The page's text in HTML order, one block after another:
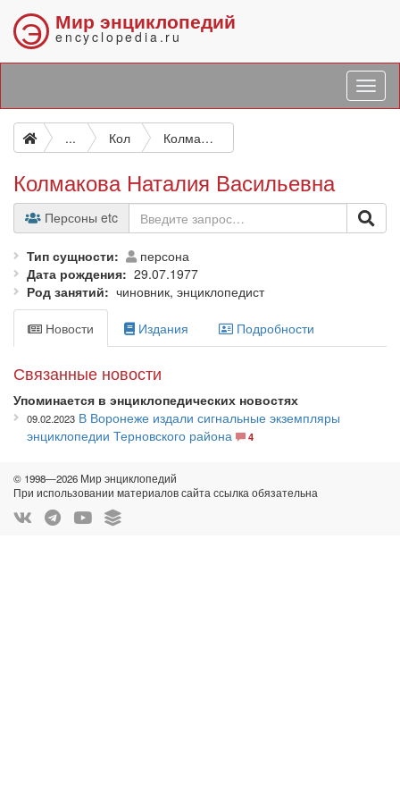
Э Мир энциклопедий
encyclopedia.ru
... Кол Колмакова Наталия Васильевна
Колмакова Наталия Васильевна
Персоны etc
Тип сущности
персона
Дата рождения
29.07.1977
Род занятий
чиновник, энциклопедист
Новости Издания Подробности
Связанные новости
Упоминается в энциклопедических новостях
09.02.2023 В Воронеже издали сигнальные экземпляры
энциклопедии Терновского района
4
© 1998—2026 Мир энциклопедий
При использовании материалов сайта ссылка обязательна